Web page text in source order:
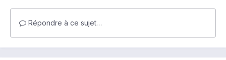
Répondre à ce sujet…